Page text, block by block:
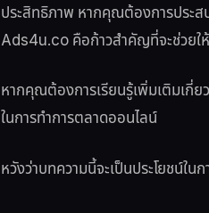
ประสิทธิภาพ หากคุณต้องการประส
Ads4u.co คือก้าวสำคัญที่จะช่วยใ
หากคุณต้องการเรียนรู้เพิ่มเติมเกี่
ในการทำการตลาดออนไลน์
หวังว่าบทความนี้จะเป็นประโยชน์ใ